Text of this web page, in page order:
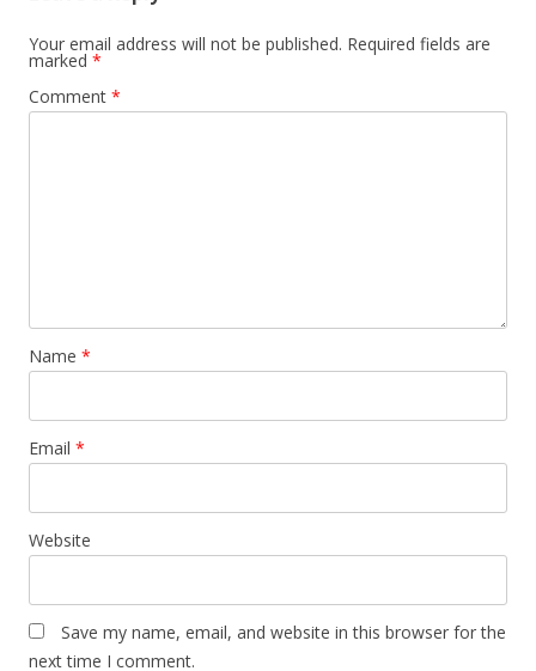
Your email address will not be published. Required fields are
marked *
Comment *
Name *
Email *
Website
Save my name, email, and website in this browser for the
next time I comment.